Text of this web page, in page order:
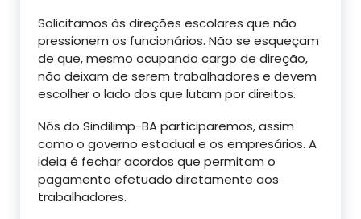
Solicitamos às direções escolares que não
pressionem os funcionários. Não se esqueçam
de que, mesmo ocupando cargo de direção,
não deixam de serem trabalhadores e devem
escolher o lado dos que lutam por direitos.
Nós do Sindilimp-BA participaremos, assim
como o governo estadual e os empresários. A
ideia é fechar acordos que permitam o
pagamento efetuado diretamente aos
trabalhadores.